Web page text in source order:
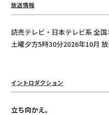
放送情報
読売テレビ・⽇本テレビ系 全
⼟曜⼣⽅5時30分2026年10⽉
イントロダクション
立ち向かえ。